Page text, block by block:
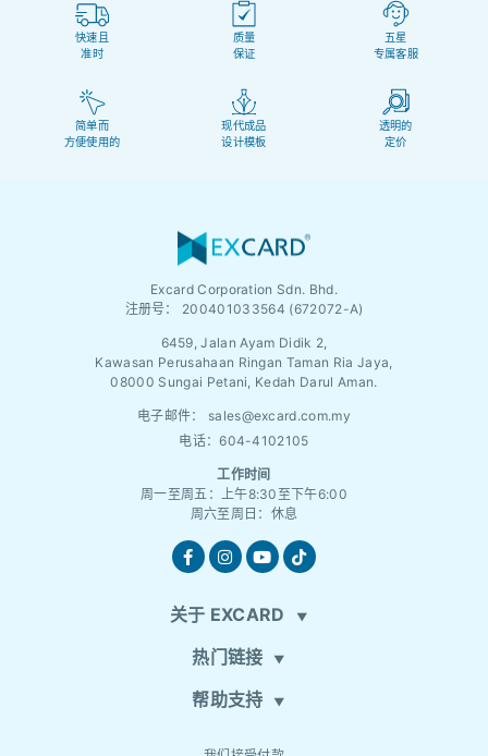
快速且
准时
质量
保证
五星
专属客服
简单而
方便使用的
现代成品
设计模板
透明的
定价
Excard Corporation Sdn. Bhd.
注册号： 200401033564 (672072-A)
6459, Jalan Ayam Didik 2,
Kawasan Perusahaan Ringan Taman Ria Jaya,
08000 Sungai Petani, Kedah Darul Aman.
电子邮件： sales@excard.com.my
电话：604-4102105
工作时间
周一至周五：上午8:30至下午6:00
周六至周日：休息
关于 EXCARD
热门链接
帮助支持